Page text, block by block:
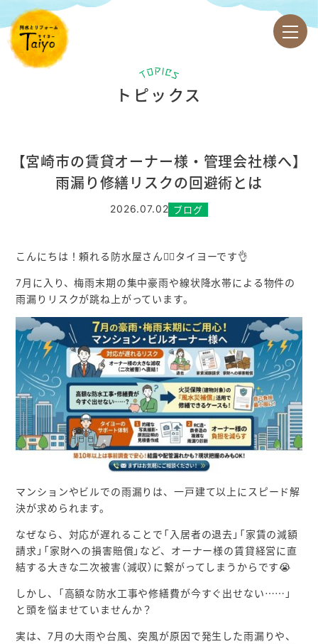
トピックス
【宮崎市の賃貸オーナー様・管理会社様へ】
雨漏り修繕リスクの回避術とは
2026.07.02 ブログ
こんにちは！頼れる防水屋さん👷‍♀️タイヨーです👌
7月に入り、梅雨末期の集中豪雨や線状降水帯による物件の
雨漏りリスクが跳ね上がっています。
マンションやビルでの雨漏りは、一戸建て以上にスピード解
決が求められます。
なぜなら、対応が遅れることで「入居者の退去」「家賃の減額
請求」「家財への損害賠償」など、オーナー様の賃貸経営に直
結する大きな二次被害（減収）に繋がってしまうからです😭
しかし、「高額な防水工事や修繕費が今すぐ出せない……」
と頭を悩ませていませんか？
実は、7月の大雨や台風、突風が原因で発生した雨漏りや、